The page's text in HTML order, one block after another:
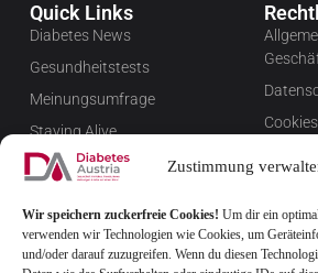
Zustimmung
Wir speichern zuckerfreie Cookies! Um dir ein
verwenden wir Technologien wie Cookies, um
und/oder darauf zuzugreifen. Wenn du diesen
Quick Links
Diabetes News
Gesundheitstests
Meinungsumfrage
Staying Alive
Favoriten
Cookies
FAQ